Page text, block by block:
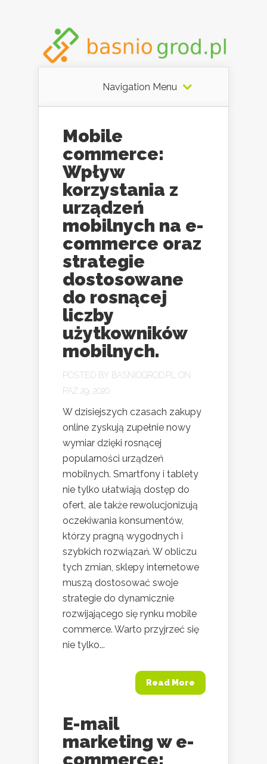
Navigation Menu
Mobile
commerce:
Wpływ
korzystania z
urządzeń
mobilnych na e-
commerce oraz
strategie
dostosowane
do rosnącej
liczby
użytkowników
mobilnych.
POSTED BY BASNIOGROD.PL
ON
PAŹ 29, 2020
W dzisiejszych czasach zakupy
online zyskują zupełnie nowy
wymiar dzięki rosnącej
popularności urządzeń
mobilnych. Smartfony i tablety
nie tylko ułatwiają dostęp do
ofert, ale także rewolucjonizują
oczekiwania konsumentów,
którzy pragną wygodnych i
szybkich rozwiązań. W obliczu
tych zmian, sklepy internetowe
muszą dostosować swoje
strategie do dynamicznie
rozwijającego się rynku mobile
commerce. Warto przyjrzeć się
nie tylko...
Read More
E-mail
marketing w e-
commerce: